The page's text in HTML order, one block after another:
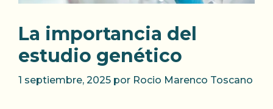
La importancia del
estudio genético
1 septiembre, 2025 por Rocio Marenco Toscano